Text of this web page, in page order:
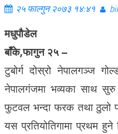
२५ फाल्गुन २०७३ १४:४१
मधुपौडेल
बाँके,फागुन २५ –
टुबोर्ग दोस्रो नेपालगञ्ज
नेपालगंजमा भव्यका साथ
फुटवल भन्दा फरक तथा ठुलो
यस प्रतियोतिगामा प्रथम